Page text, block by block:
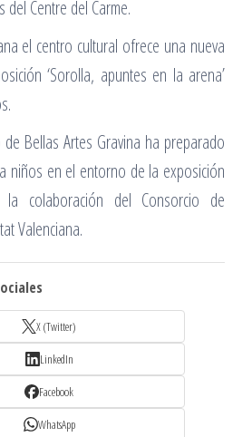
Centre del Carme.
el centro cultural ofrece una nueva
‘Sorolla, apuntes en la arena’
Bellas Artes Gravina ha preparado
niños en el entorno de la exposición
la colaboración del Consorcio de
Valenciana.
X (Twitter)
LinkedIn
Facebook
WhatsApp